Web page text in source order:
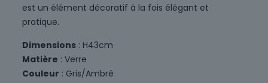
est un élément décoratif à la fois élégant et
pratique.
Dimensions: H43cm
Matière : Verre
Couleur : Gris/Ambré